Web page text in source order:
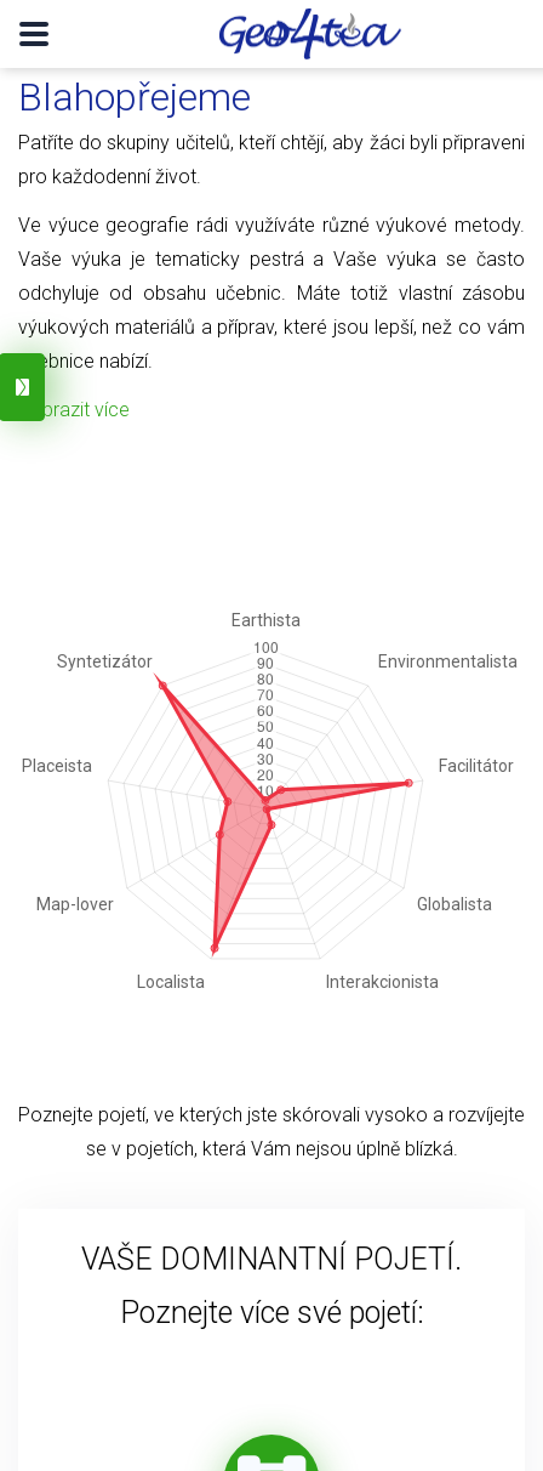
Blahopřejeme
Patříte do skupiny učitelů, kteří chtějí, aby žáci byli připraveni
pro každodenní život.
Ve výuce geografie rádi využíváte různé výukové metody.
Vaše výuka je tematicky pestrá a Vaše výuka se často
odchyluje od obsahu učebnic. Máte totiž vlastní zásobu
výukových materiálů a příprav, které jsou lepší, než co vám
učebnice nabízí.
Zobrazit více
Poznejte pojetí, ve kterých jste skórovali vysoko a rozvíjejte
se v pojetích, která Vám nejsou úplně blízká.
VAŠE DOMINANTNÍ POJETÍ.
Poznejte více své pojetí: